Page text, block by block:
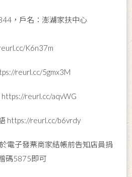
，戶名：澎湖家扶中心
K6n37m
reurl.cc/5gmx3M
https://reurl.cc/aqvWG
https://reurl.cc/b6vrdy
電子發票商家結帳前告知店員捐
碼5875即可